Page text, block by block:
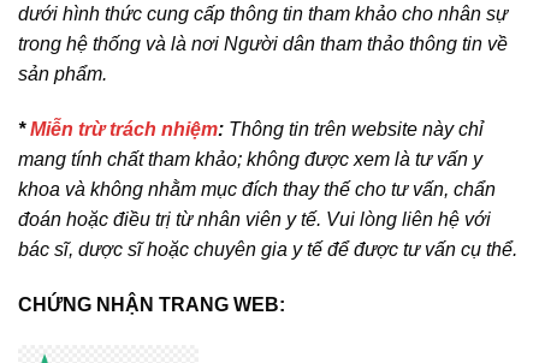
dưới hình thức cung cấp thông tin tham khảo cho nhân sự
trong hệ thống và là nơi Người dân tham thảo thông tin về
sản phẩm.
*Miễn trừ trách nhiệm: Thông tin trên website này chỉ
mang tính chất tham khảo; không được xem là tư vấn y
khoa và không nhằm mục đích thay thế cho tư vấn, chẩn
đoán hoặc điều trị từ nhân viên y tế. Vui lòng liên hệ với
bác sĩ, dược sĩ hoặc chuyên gia y tế để được tư vấn cụ thể.
CHỨNG NHẬN TRANG WEB: